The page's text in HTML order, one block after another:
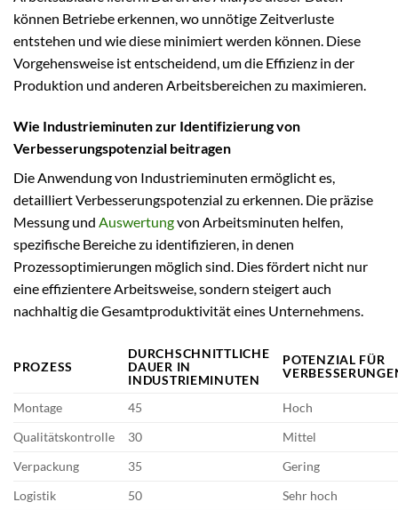
können Betriebe erkennen, wo unnötige Zeitverluste
entstehen und wie diese minimiert werden können. Diese
Vorgehensweise ist entscheidend, um die Effizienz in der
Produktion und anderen Arbeitsbereichen zu maximieren.
Wie Industrieminuten zur Identifizierung von
Verbesserungspotenzial beitragen
Die Anwendung von Industrieminuten ermöglicht es,
detailliert Verbesserungspotenzial zu erkennen. Die präzise
Messung und Auswertungvon Arbeitsminuten helfen,
spezifische Bereiche zu identifizieren, in denen
Prozessoptimierungen möglich sind. Dies fördert nicht nur
eine effizientere Arbeitsweise, sondern steigert auch
nachhaltig die Gesamtproduktivität eines Unternehmens.
PROZESS
DURCHSCHNITTLICHE
DAUER IN
INDUSTRIEMINUTEN
POTENZIAL FÜR
Montage 45
Hoch
Qualitätskontrolle
30
Mittel
Verpackung
35
Gering
Logistik
50 Sehr hoch